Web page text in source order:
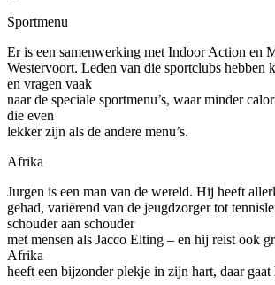
Sportmenu
Er is een samenwerking met Indoor Action en
Westervoort. Leden van die sportclubs hebben
en vragen vaak
naar de speciale sportmenu’s, waar minder
die even
lekker zijn als de andere menu’s.
Afrika
Jurgen is een man van de wereld. Hij heeft
gehad, variërend van de jeugdzorger tot
schouder aan schouder
met mensen als Jacco Elting – en hij reist ook
Afrika
heeft een bijzonder plekje in zijn hart, daar gaat